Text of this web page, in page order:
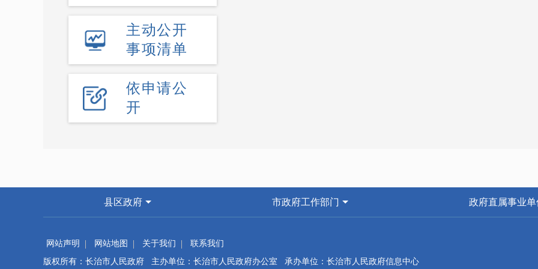
主动公开
事项清单
依申请公
开
县区政府 市政府工作部门 政府直属事业单
网站声明 网站地图 关于我们
联系我们
版权所有：长治市人民政府 主办单位：长治市人民政府办公室 承办单位：长治市人民政府信息中心